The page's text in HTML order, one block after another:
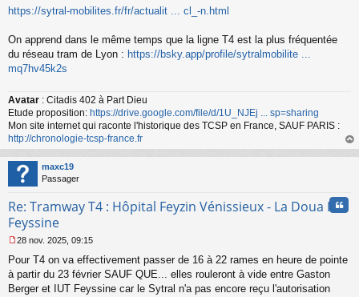
https://sytral-mobilites.fr/fr/actualit ... cl_-n.html
On apprend dans le même temps que la ligne T4 est la plus fréquentée
du réseau tram de Lyon : https://bsky.app/profile/sytralmobilite ...
mq7hv45k2s
Avatar : Citadis 402 à Part Dieu
Etude proposition: https://drive.google.com/file/d/1U_NJEj ... sp=sharing
Mon site internet qui raconte l'historique des TCSP en France, SAUF PARIS :
http://chronologie-tcsp-france.fr
au
maxc19
Passager
Re: Tramway T4 : Hôpital Feyzin Vénissieux - La Doua IUT
Feyssine
e
s
s
28 nov. 2025, 09:15
Pour T4 on va effectivement passer de 16 à 22 rames en heure de pointe
à partir du 23 février SAUF QUE... elles rouleront à vide entre Gaston
Berger et IUT Feyssine car le Sytral n'a pas encore reçu l'autorisation